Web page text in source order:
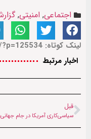
اجتماعی, امنیتی,
لینک کوتاه: https://iraf.ir/?p=125534
اخبار مرتبط
قبل